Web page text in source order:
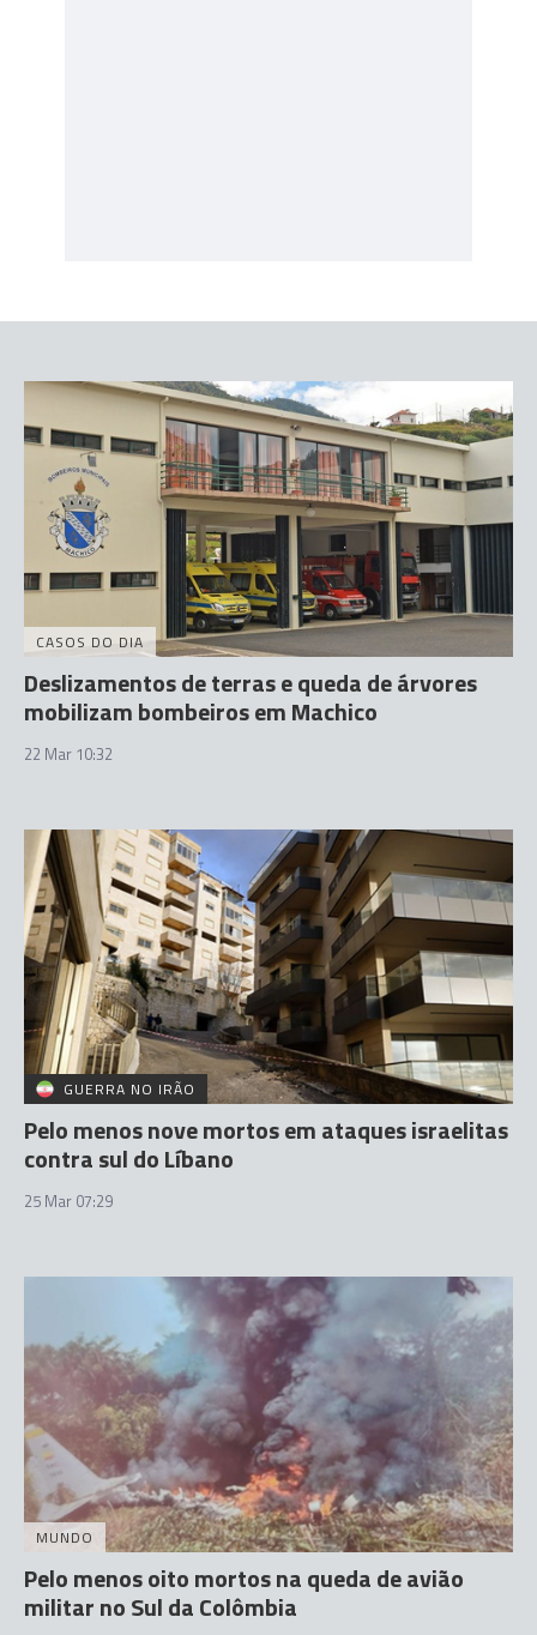
CASOS DO DIA
Deslizamentos de terras e queda de árvores
mobilizam bombeiros em Machico
22 Mar 10:32
GUERRA NO IRÃO
Pelo menos nove mortos em ataques israelitas
contra sul do Líbano
25 Mar 07:29
MUNDO
Pelo menos oito mortos na queda de avião
militar no Sul da Colômbia